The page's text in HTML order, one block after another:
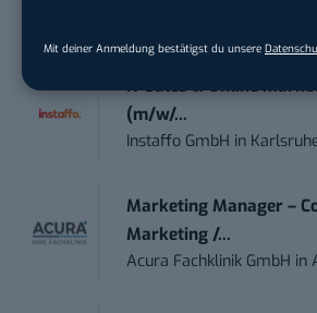
Mit deiner Anmeldung bestätigst du unsere
IT Sales & Online
(m/w/...
Instaffo GmbH in
Marketing Manager –
Marketing /...
Acura Fachklinik GmbH in